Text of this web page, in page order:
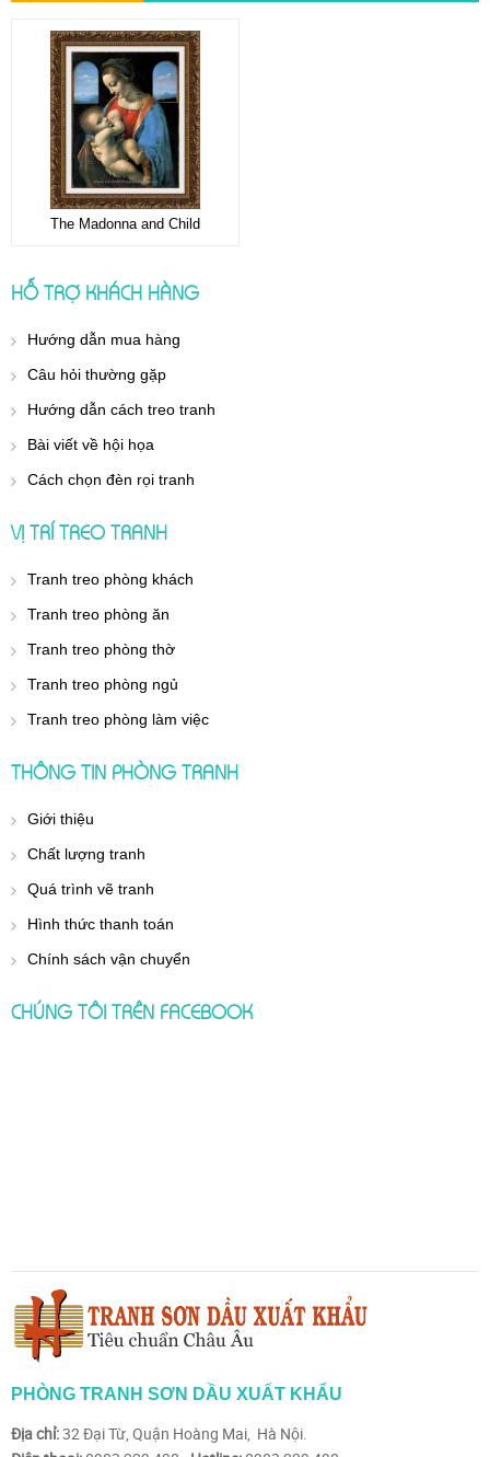
The Madonna and Child
HỖ TRỢ KHÁCH HÀNG
Hướng dẫn mua hàng
Câu hỏi thường gặp
Hướng dẫn cách treo tranh
Bài viết về hội họa
Cách chọn đèn rọi tranh
VỊ TRÍ TREO TRANH
Tranh treo phòng khách
Tranh treo phòng ăn
Tranh treo phòng thờ
Tranh treo phòng ngủ
Tranh treo phòng làm việc
THÔNG TIN PHÒNG TRANH
Giới thiệu
Chất lượng tranh
Quá trình vẽ tranh
Hình thức thanh toán
Chính sách vận chuyển
CHÚNG TÔI TRÊN FACEBOOK
PHÒNG TRANH SƠN DẦU XUẤT KHẨU
Địa chỉ:32 Đại Từ, Quận Hoàng Mai, Hà Nội.